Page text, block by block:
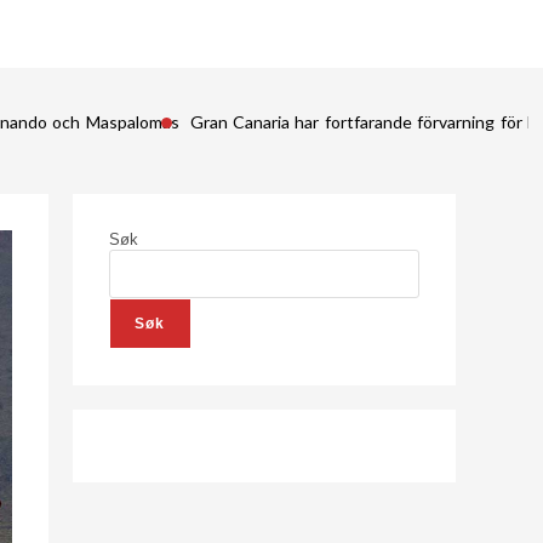
och Maspalomas Gran Canaria har fortfarande förvarning för
Søk
Søk